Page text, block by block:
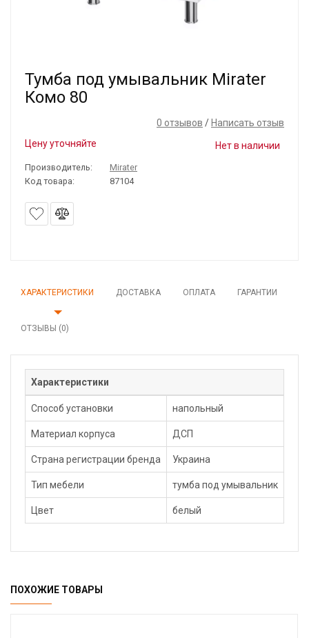
Тумба под умывальник Mirater
Комо 80
0 отзывов / Написать отзыв
Цену уточняйте
Нет в наличии
Производитель:
Mirater
Код товара:
87104
ХАРАКТЕРИСТИКИ ДОСТАВКА ОПЛАТА ГАРАНТИИ
ОТЗЫВЫ (0)
Характеристики
Способ установки напольный
Материал корпуса ДСП
Страна регистрации бренда Украина
Тип мебели тумба под умывальник
Цвет белый
ПОХОЖИЕ ТОВАРЫ